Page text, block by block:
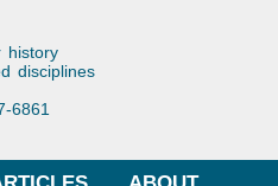
Historiae
history
disciplines
6861